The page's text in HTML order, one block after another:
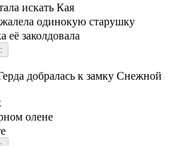
искать Кая
одинокую старушку
её заколдовала
добралась к замку Снежной
олене